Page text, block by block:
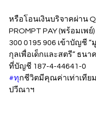
หรือโอนเงินบริจาคผ่าน
PROMPT PAY (พร้อมเพ
300 0195 906 เข้าบัญชี
กุลเพื่อเด็กและสตรี” ธนา
ที่บัญชี 187-4-44641-0
#ทกชีวิตมีคุณค่าเท่าเทีย
ปวีณาฯ